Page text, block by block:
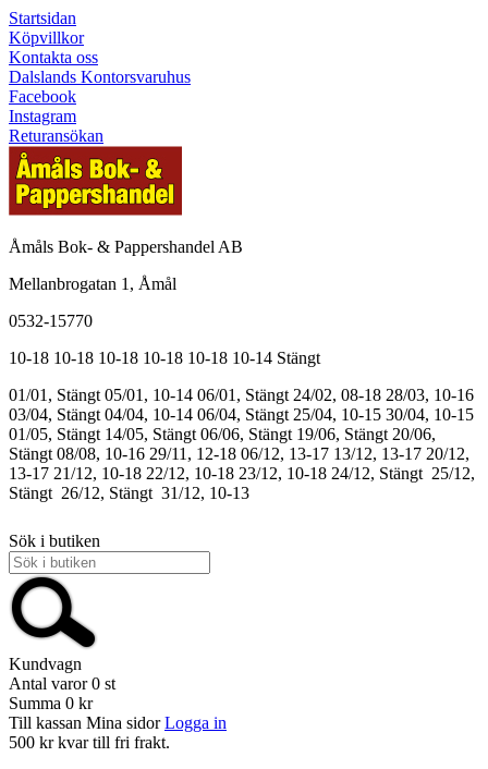
Startsidan
Köpvillkor
Kontakta oss
Dalslands Kontorsvaruhus
Facebook
Instagram
Returansökan
Åmåls Bok- & Pappershandel AB
Mellanbrogatan 1, Åmål
0532-15770
10-18 10-18 10-18 10-18 10-18 10-14 Stängt
01/01, Stängt 05/01, 10-14 06/01, Stängt 24/02, 08-18 28/03, 10-16
03/04, Stängt 04/04, 10-14 06/04, Stängt 25/04, 10-15 30/04, 10-15
01/05, Stängt 14/05, Stängt 06/06, Stängt 19/06, Stängt 20/06,
Stängt 08/08, 10-16 29/11, 12-18 06/12, 13-17 13/12, 13-17 20/12,
13-17 21/12, 10-18 22/12, 10-18 23/12, 10-18 24/12, Stängt 25/12,
Stängt 26/12, Stängt 31/12, 10-13
Sök i butiken
Kundvagn
Antal varor 0 st
Summa 0 kr
Till kassan Mina sidor Logga in
500 kr kvar till fri frakt.